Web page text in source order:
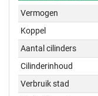
Vermogen
Koppel
Aantal cilinders
Cilinderinhoud
Verbruik stad